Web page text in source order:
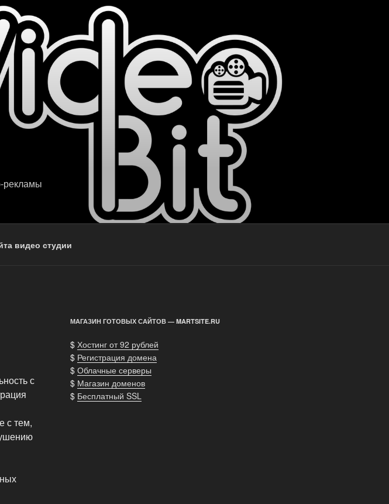
рекламы
видео студии
с
с тем,
МАГАЗИН ГОТОВЫХ САЙТОВ — MARTSITE.RU
$ Хостинг от 92 рублей
$ Регистрация домена
$ Облачные серверы
$ Магазин доменов
$ Бесплатный SSL